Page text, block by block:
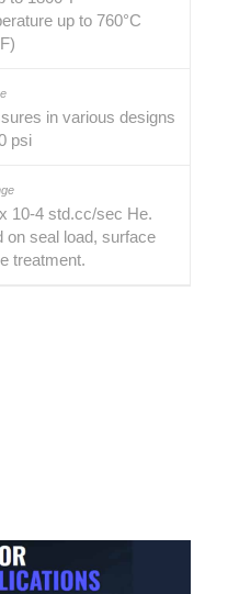
up to 760°C
in various designs
psi
10-4 std.cc/sec He.
on seal load, surface
treatment.